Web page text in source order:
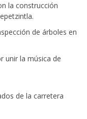
la construcción
de árboles en
unir la música de
de la carretera